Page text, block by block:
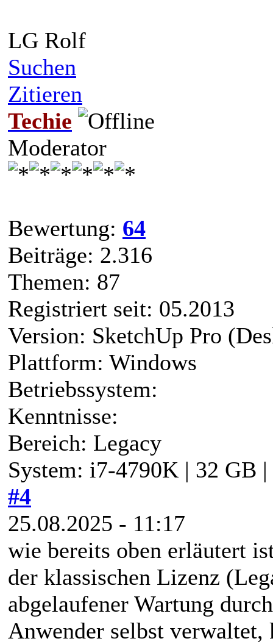
LG Rolf
Suchen
Zitieren
Techie
Moderator
Bewertung: 64
Beiträge: 2.316
Themen: 87
Registriert seit: 05.2013
Version: SketchUp Pro
Plattform: Windows
Betriebssystem:
Kenntnisse:
Bereich: Legacy
System: i7-4790K | 32 GB
#4
25.08.2025 - 11:17
wie bereits oben erläutert
der klassischen Lizenz
abgelaufener Wartung
Anwender selbst verwaltet,